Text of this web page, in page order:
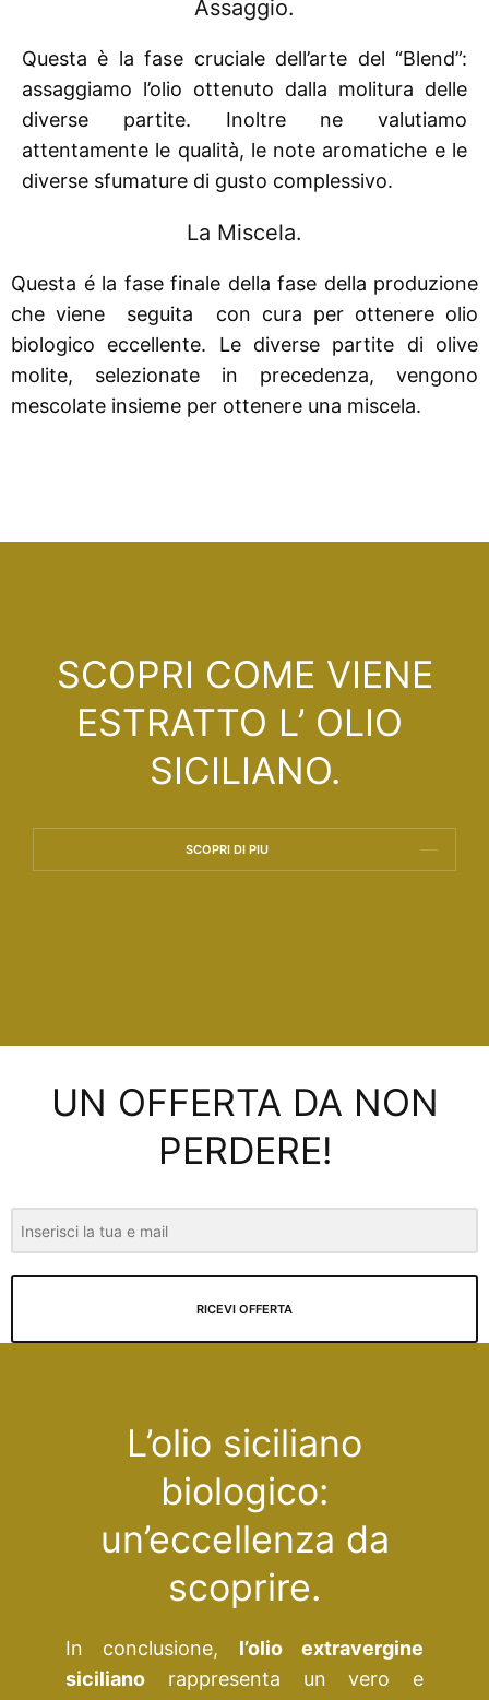
Assaggio.
Questa è la fase cruciale dell’arte del “Blend”:
assaggiamo l’olio ottenuto dalla molitura delle
diverse partite. Inoltre ne valutiamo
attentamente le qualità, le note aromatiche e le
diverse sfumature di gusto complessivo.
La Miscela.
Questa é la fase finale della fase della produzione
che viene seguita con cura per ottenere olio
biologico eccellente. Le diverse partite di olive
molite, selezionate in precedenza, vengono
mescolate insieme per ottenere una miscela.
SCOPRI COME VIENE
ESTRATTO L’ OLIO
SICILIANO.
SCOPRI DI PIU
UN OFFERTA DA NON
PERDERE!
RICEVI OFFERTA
L’olio siciliano
biologico:
un’eccellenza da
scoprire.
In conclusione, l’olio extravergine
siciliano rappresenta un vero e